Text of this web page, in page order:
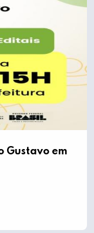
Gustavo em